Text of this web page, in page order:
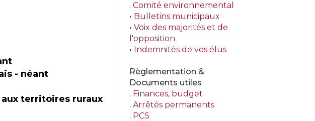
- néant
territoires ruraux
. Comité environnemental
• Bulletins municipaux
• Voix des majorités et de
l'opposition
• Indemnités de vos élus
Règlementation &
Documents utiles
. Finances, budget
. Arrêtés permanents
. PCS